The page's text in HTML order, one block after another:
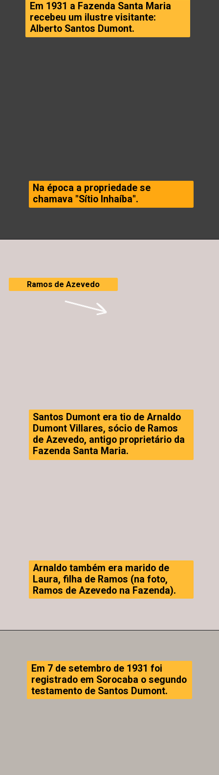
Em 1931 a Fazenda Santa Maria
recebeu um ilustre visitante:
Alberto Santos Dumont.
Na época a propriedade se
chamava "Sítio Inhaíba".
Santos Dumont era tio de Arnaldo
Dumont Villares, sócio de Ramos
de Azevedo, antigo proprietário da
Fazenda Santa Maria.
Ramos de Azevedo
Arnaldo também era marido de
Laura, filha de Ramos (na foto,
Ramos de Azevedo na Fazenda).
Em 7 de setembro de 1931 foi
registrado em Sorocaba o segundo
testamento de Santos Dumont.